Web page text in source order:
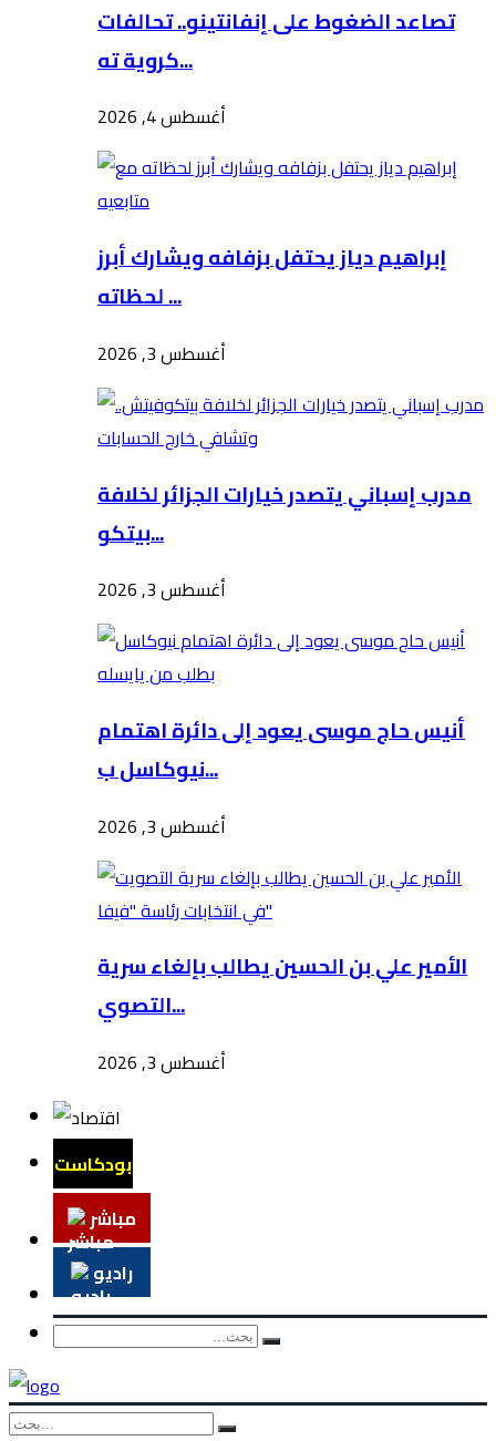
تصاعد الضغوط على إنفانتينو.. تحالفات
كروية ته...
أغسطس 4, 2026
إبراهيم دياز يحتفل بزفافه ويشارك أبرز
لحظاته ...
أغسطس 3, 2026
مدرب إسباني يتصدر خيارات الجزائر لخلافة
بيتكو...
أغسطس 3, 2026
أنيس حاج موسى يعود إلى دائرة اهتمام
نيوكاسل ب...
أغسطس 3, 2026
الأمير علي بن الحسين يطالب بإلغاء سرية
التصوي...
أغسطس 3, 2026
بودكاست
مباشر
راديو